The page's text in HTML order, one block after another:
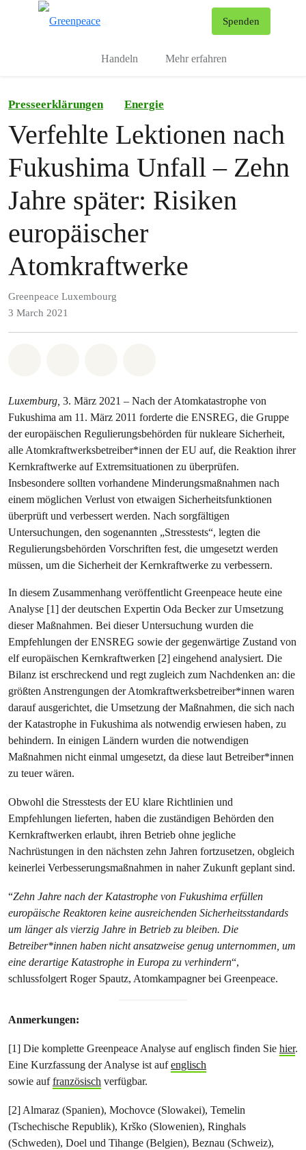
Spenden
Handeln Mehr erfahren
Presseerklärungen Energie
Verfehlte Lektionen nach
Fukushima Unfall – Zehn
Jahre später: Risiken
europäischer
Atomkraftwerke
Greenpeace Luxembourg
3 March 2021
Luxemburg, 3. März 2021 – Nach der Atomkatastrophe von
Fukushima am 11. März 2011 forderte die ENSREG, die Gruppe
der europäischen Regulierungsbehörden für nukleare Sicherheit,
alle Atomkraftwerksbetreiber*innen der EU auf, die Reaktion ihrer
Kernkraftwerke auf Extremsituationen zu überprüfen.
Insbesondere sollten vorhandene Minderungsmaßnahmen nach
einem möglichen Verlust von etwaigen Sicherheitsfunktionen
überprüft und verbessert werden. Nach sorgfältigen
Untersuchungen, den sogenannten „Stresstests“, legten die
Regulierungsbehörden Vorschriften fest, die umgesetzt werden
müssen, um die Sicherheit der Kernkraftwerke zu verbessern.
In diesem Zusammenhang veröffentlicht Greenpeace heute eine
Analyse [1] der deutschen Expertin Oda Becker zur Umsetzung
dieser Maßnahmen. Bei dieser Untersuchung wurden die
Empfehlungen der ENSREG sowie der gegenwärtige Zustand von
elf europäischen Kernkraftwerken [2] eingehend analysiert. Die
Bilanz ist erschreckend und regt zugleich zum Nachdenken an: die
größten Anstrengungen der Atomkraftwerksbetreiber*innen waren
darauf ausgerichtet, die Umsetzung der Maßnahmen, die sich nach
der Katastrophe in Fukushima als notwendig erwiesen haben, zu
behindern. In einigen Ländern wurden die notwendigen
Maßnahmen nicht einmal umgesetzt, da diese laut Betreiber*innen
zu teuer wären.
Obwohl die Stresstests der EU klare Richtlinien und
Empfehlungen lieferten, haben die zuständigen Behörden den
Kernkraftwerken erlaubt, ihren Betrieb ohne jegliche
Nachrüstungen in den nächsten zehn Jahren fortzusetzen, obgleich
keinerlei Verbesserungsmaßnahmen in naher Zukunft geplant sind.
“Zehn Jahre nach der Katastrophe von Fukushima erfüllen
europäische Reaktoren keine ausreichenden Sicherheitsstandards
um länger als vierzig Jahre in Betrieb zu bleiben. Die
Betreiber*innen haben nicht ansatzweise genug unternommen, um
eine derartige Katastrophe in Europa zu verhindern“,
schlussfolgert Roger Spautz, Atomkampagner bei Greenpeace.
Anmerkungen:
[1] Die komplette Greenpeace Analyse auf englisch finden Sie hier.
Eine Kurzfassung der Analyse ist aufenglisch
sowie auffranzösisch verfügbar.
[2] Almaraz (Spanien), Mochovce (Slowakei), Temelin
(Tschechische Republik), Krško (Slowenien), Ringhals
(Schweden), Doel und Tihange (Belgien), Beznau (Schweiz),